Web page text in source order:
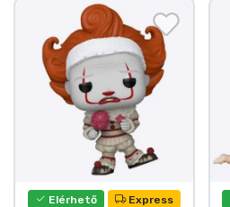
Elérhető Express
Sportos cuccok
Zenés cuccok
Terméktípusok
Márkák